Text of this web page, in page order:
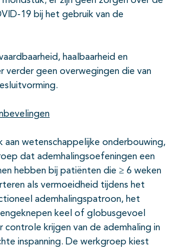
19 bij het gebruik van de
haalbaarheid en
verder geen overwegingen die van
aan wetenschappelijke onderbouwing,
dat ademhalingsoefeningen een
hebben bij patiënten die ≥ 6 weken
als vermoeidheid tijdens het
ademhalingspatroon, het
keel of globusgevoel
krijgen van de ademhaling in
inspanning. De werkgroep kiest